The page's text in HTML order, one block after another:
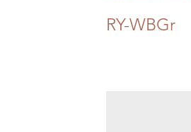
RY-WBGr